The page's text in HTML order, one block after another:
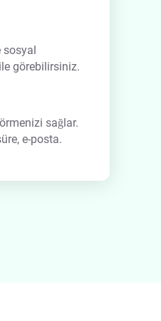
sosyal
görebilirsiniz.
sağlar.
e-posta.